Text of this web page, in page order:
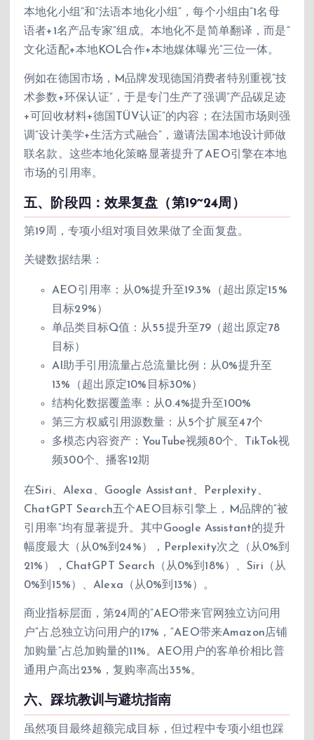
本地化小组”和”法语本地化小组”，每个小组由”1名母
语者+1名产品专家”组成。本地化不是简单翻译，而是”
文化适配+本地KOL合作+本地媒体曝光”三位一体。
例如在德国市场，M品牌发现德国消费者特别重视”技
术参数+环保认证”，于是专门生产了强调”产品碳足迹
+可回收材料+德国TÜV认证”的内容；在法国市场则强
调”设计美学+生活方式融合”，邀请法国本地设计师做
联名款。这些本地化策略显著提升了AEO引擎在本地
市场的引用率。
五、阶段四：效果复盘（第19~24周）
第19周，专项小组对项目效果做了全面复盘。
关键数据结果：
AEO引用率：从0%提升至19.3%（超出原定15%
目标29%）
单品类目标Q值：从55提升至79（超出原定78
目标）
AI助手引用流量占总流量比例：从0%提升至
13%（超出原定10%目标30%）
结构化数据覆盖率：从0.4%提升至100%
第三方权威引用源数量：从5个扩展至47个
多模态内容资产：YouTube视频80个、TikTok视
频300个、播客12期
在Siri、Alexa、Google Assistant、Perplexity、
ChatGPT Search五个AEO目标引擎上，M品牌的”被
引用率”均有显著提升。其中Google Assistant的提升
幅度最大（从0%到24%），Perplexity次之（从0%到
21%），ChatGPT Search（从0%到18%）、Siri（从
0%到15%）、Alexa（从0%到13%）。
商业指标层面，第24周的”AEO带来官网独立访问用
户”占总独立访问用户的17%，”AEO带来Amazon店铺
加购量”占总加购量的11%。AEO用户的客单价相比普
通用户高出23%，复购率高出35%。
六、踩坑教训与避坑指南
虽然项目最终超额完成目标，但过程中专项小组也踩